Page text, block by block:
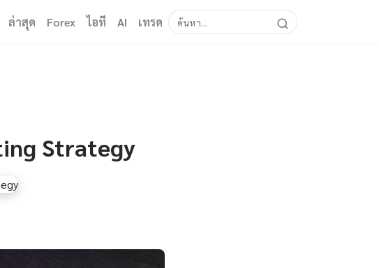
ล่าสุด Forex ไอที AI เทรด
Strategy